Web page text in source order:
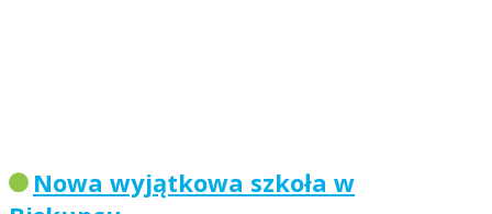
Nowa wyjątkowa szkoła w